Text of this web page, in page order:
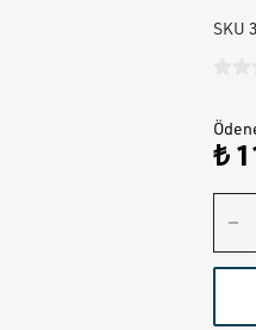
SKU
₺